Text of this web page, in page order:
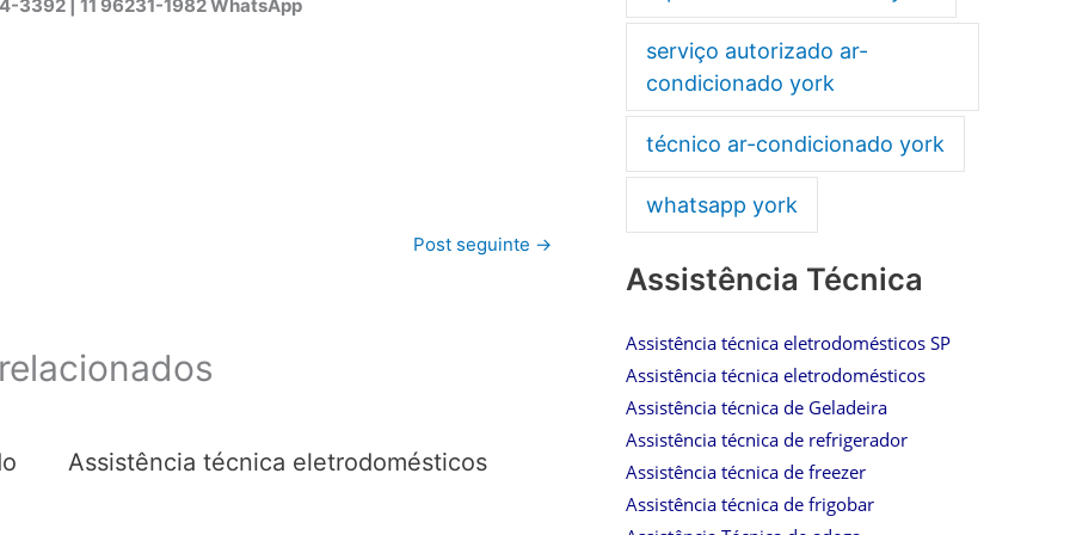
3392 | 11 96231-1982 WhatsApp
Post seguinte →
Assistência técnica eletrodomésticos
serviço autorizado ar-
condicionado york
técnico ar-condicionado york
whatsapp york
Assistência Técnica
Assistência técnica eletrodomésticos SP
Assistência técnica eletrodomésticos
Assistência técnica de Geladeira
Assistência técnica de refrigerador
Assistência técnica de freezer
Assistência técnica de frigobar